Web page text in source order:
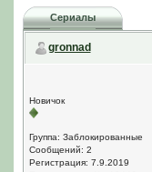
Сериалы
gronnad
Новичок
Группа: Заблокированные
Сообщений: 2
Регистрация: 7.9.2019